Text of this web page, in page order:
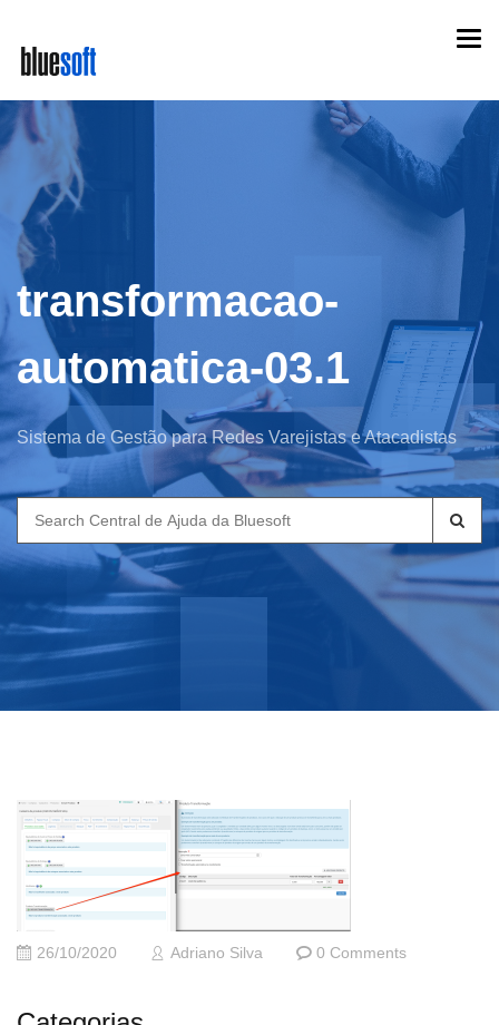
main
content
transformacao-
automatica-03.1
Sistema de Gestão para Redes Varejistas e Atacadistas
Search
for:
26/10/2020 Adriano Silva 0 Comments